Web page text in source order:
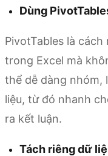
Dùng
PivotTables là
trong Excel mà
thể dễ dàng nhóm,
liệu, từ đó nhanh
ra kết luận.
Tách riêng dữ